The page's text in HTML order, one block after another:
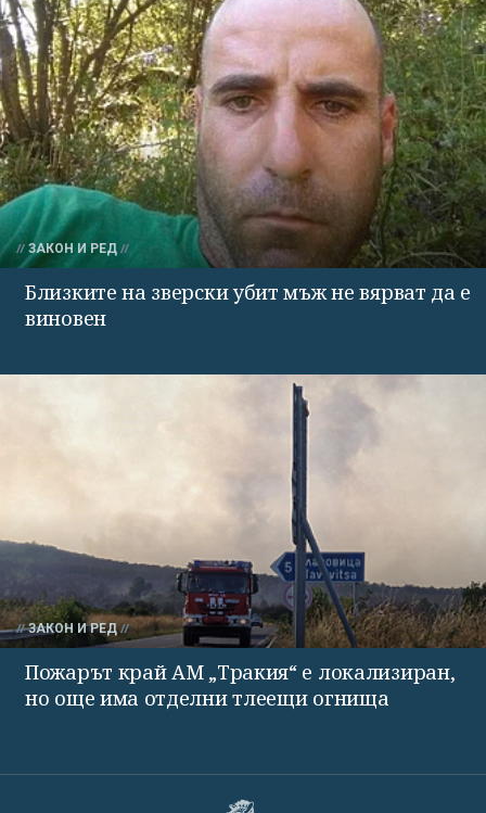
ЗАКОН И РЕД
Близките на зверски убит мъж не вярват да е
виновен
ЗАКОН И РЕД
Пожарът край АМ „Тракия“ е локализиран,
но още има отделни тлеещи огнища